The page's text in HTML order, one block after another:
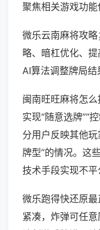
聚焦相关游戏功能
微乐云南麻将攻
略、暗杠优化、
AI算法调整牌局结
闽南旺旺麻将怎
实现“随意选牌”“
分用户反映其他玩
牌型”的情况。这
技术手段实现不平
微乐跑得快还原
紧凑，炸弹可任